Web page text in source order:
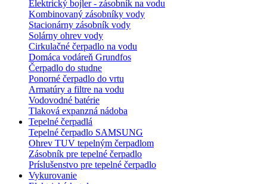
Elektrický bojler - zásobník na vodu
Kombinovaný zásobníky vody
Stacionárny zásobník vody
Solárny ohrev vody
Cirkulačné čerpadlo na vodu
Domáca vodáreň Grundfos
Čerpadlo do studne
Ponorné čerpadlo do vrtu
Armatúry a filtre na vodu
Vodovodné batérie
Tlaková expanzná nádoba
Tepelné čerpadlá
Tepelné čerpadlo SAMSUNG
Ohrev TUV tepelným čerpadlom
Zásobník pre tepelné čerpadlo
Príslušenstvo pre tepelné čerpadlo
Vykurovanie